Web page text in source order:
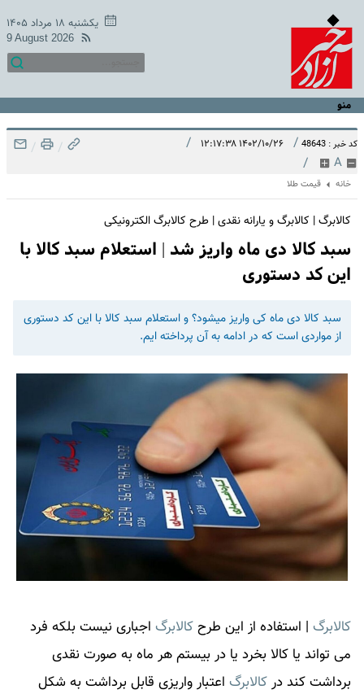
یکشنبه ۱۸ مرداد ۱۴۰۵
9 August 2026
منو
کد خبر : 48643 / ۱۴۰۲/۱۰/۲۶ ۱۲:۱۷:۳۸ /
A
/
/
/
خانه قیمت طلا
کالابرگ | کالابرگ و یارانه نقدی | طرح کالابرگ الکترونیکی
سبد کالا دی ماه واریز شد | استعلام سبد کالا با
این کد دستوری
سبد کالا دی ماه کی واریز میشود؟ و استعلام سبد کالا با این کد دستوری
از مواردی است که در ادامه به آن پرداخته ایم.
کالابرگ | استفاده از این طرحکالابرگ اجباری نیست بلکه فرد
می تواند یا کالا بخرد یا در بیستم هر ماه به صورت نقدی
برداشت کند در کالابرگ اعتبار واریزی قابل برداشت به شکل